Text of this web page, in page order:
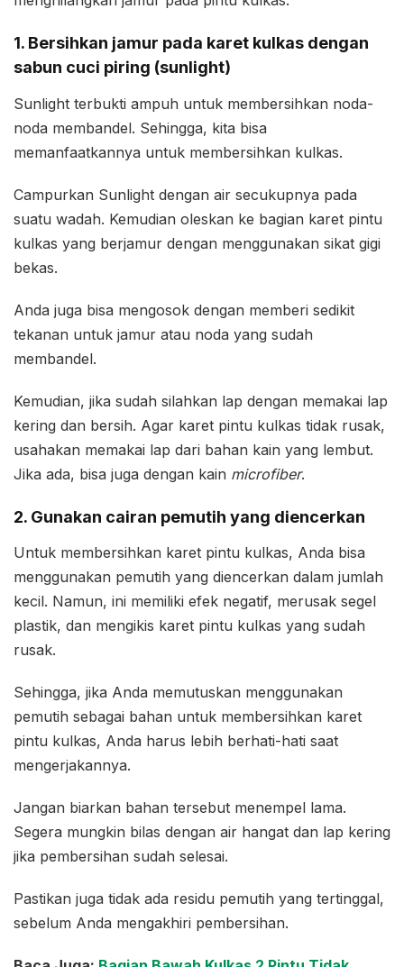
1. Bersihkan jamur pada karet kulkas dengan
sabun cuci piring (sunlight)
Sunlight terbukti ampuh untuk membersihkan noda-
noda membandel. Sehingga, kita bisa
memanfaatkannya untuk membersihkan kulkas.
Campurkan Sunlight dengan air secukupnya pada
suatu wadah. Kemudian oleskan ke bagian karet pintu
kulkas yang berjamur dengan menggunakan sikat gigi
bekas.
Anda juga bisa mengosok dengan memberi sedikit
tekanan untuk jamur atau noda yang sudah
membandel.
Kemudian, jika sudah silahkan lap dengan memakai lap
kering dan bersih. Agar karet pintu kulkas tidak rusak,
usahakan memakai lap dari bahan kain yang lembut.
Jika ada, bisa juga dengan kain microfiber.
2. Gunakan cairan pemutih yang diencerkan
Untuk membersihkan karet pintu kulkas, Anda bisa
menggunakan pemutih yang diencerkan dalam jumlah
kecil. Namun, ini memiliki efek negatif, merusak segel
plastik, dan mengikis karet pintu kulkas yang sudah
rusak.
Sehingga, jika Anda memutuskan menggunakan
pemutih sebagai bahan untuk membersihkan karet
pintu kulkas, Anda harus lebih berhati-hati saat
mengerjakannya.
Jangan biarkan bahan tersebut menempel lama.
Segera mungkin bilas dengan air hangat dan lap kering
jika pembersihan sudah selesai.
Pastikan juga tidak ada residu pemutih yang tertinggal,
sebelum Anda mengakhiri pembersihan.